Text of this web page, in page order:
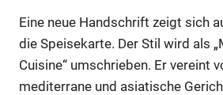
Eine neue Handschrift zeigt sich
die Speisekarte. Der Stil wird als
Cuisine“ umschrieben. Er vereint
mediterrane und asiatische